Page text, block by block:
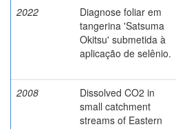
2022
Diagnose foliar em
tangerina 'Satsuma
Okitsu' submetida à
aplicação de selênio.
2008
Dissolved CO2 in
small catchment
streams of Eastern